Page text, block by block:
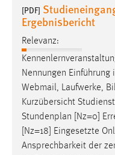
[PDF]
Ergebnisbericht
Relevanz:
Nennungen Einführung
Webmail, Laufwerke,
Kurzübersicht
Stundenplan [Nz=0]
[Nz=18] Eingesetzte
Ansprechbarkeit der